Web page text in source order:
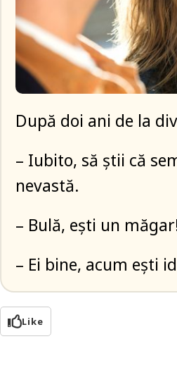
După doi ani de la
– Iubito, să știi că
nevastă.
– Bulă, ești un
– Ei bine, acum ești
Like